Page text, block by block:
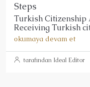
Steps
Turkish Citizenship
Receiving Turkish
okumaya devam et
tarafından Ideal Editor